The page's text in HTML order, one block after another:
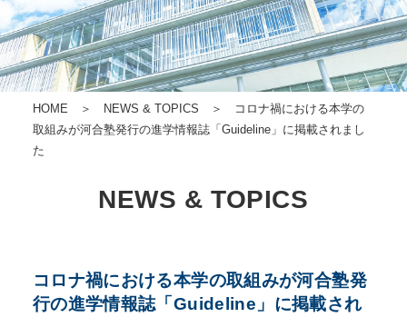
HOME ＞ NEWS & TOPICS ＞ コロナ禍における本学の
取組みが河合塾発行の進学情報誌「Guideline」に掲載されまし
た
NEWS & TOPICS
コロナ禍における本学の取組みが河合塾発
行の進学情報誌「Guideline」に掲載され